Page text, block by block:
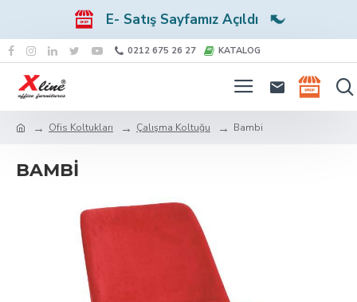
E- Satış Sayfamız Açıldı
0212 675 26 27 KATALOG
Ofis Koltukları Çalışma Koltuğu Bambi
BAMBI